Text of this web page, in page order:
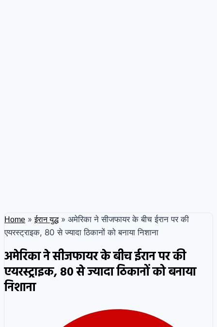
Home » ईरान युद्ध » अमेरिका ने सीजफायर के बीच ईरान पर की
एयरस्ट्राइक, 80 से ज्यादा ठिकानों को बनाया निशाना
अमेरिका ने सीजफायर के बीच ईरान पर की
एयरस्ट्राइक, 80 से ज्यादा ठिकानों को बनाया
निशाना